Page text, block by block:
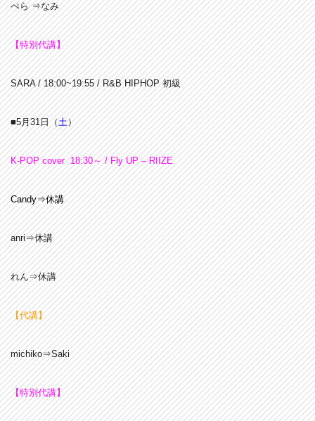
ぺら ⇒なみ
【特別代講】
SARA / 18:00~19:55 / R&B HIPHOP 初級
■5月31日（土）
K-POP cover 18:30～ / Fly UP – RIIZE
Candy⇒休講
anri⇒休講
れん⇒休講
【代講】
michiko⇒Saki
【特別代講】